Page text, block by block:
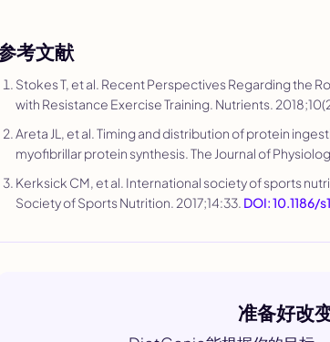
考文献
Stokes T, et al. Recent Perspectives Regarding the
with Resistance Exercise Training. Nutrients.
Areta JL, et al. Timing and distribution of protein
myofibrillar protein synthesis.The Journal of
Kerksick CM, et al. International society of sports
Society of Sports Nutrition. 2017;14:33. DOI:
准备好改